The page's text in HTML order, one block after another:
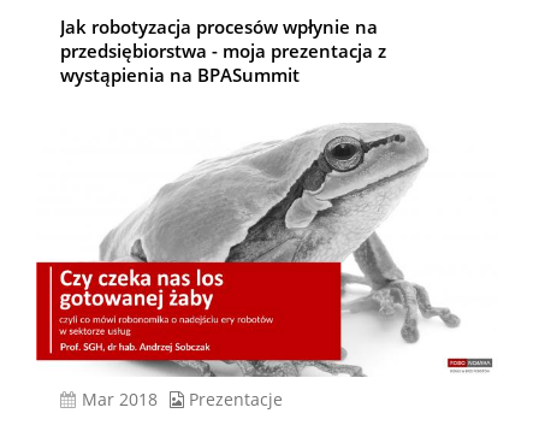
Jak robotyzacja procesów wpłynie na
przedsiębiorstwa - moja prezentacja z
wystąpienia na BPASummit
mar 2018 Prezentacje